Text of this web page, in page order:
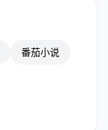
番茄小说